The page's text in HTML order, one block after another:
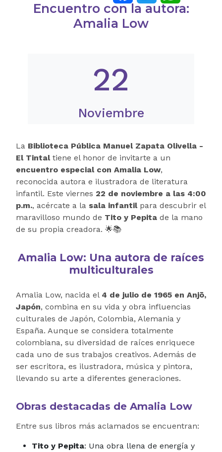
Encuentro con la autora:
Amalia Low
22
Noviembre
La Biblioteca Pública Manuel Zapata Olivella -
El Tintaltiene el honor de invitarte a un
encuentro especial con Amalia Low,
reconocida autora e ilustradora de literatura
infantil. Este viernes 22 de noviembre a las 4:00
p.m., acércate a la sala infantilpara descubrir el
maravilloso mundo de Tito y Pepita de la mano
de su propia creadora. 🌟📚
Amalia Low: Una autora de raíces
multiculturales
Amalia Low, nacida el 4 de julio de 1965 en Anjō,
Japón, combina en su vida y obra influencias
culturales de Japón, Colombia, Alemania y
España. Aunque se considera totalmente
colombiana, su diversidad de raíces enriquece
cada uno de sus trabajos creativos. Además de
ser escritora, es ilustradora, música y pintora,
llevando su arte a diferentes generaciones.
Obras destacadas de Amalia Low
Entre sus libros más aclamados se encuentran:
Tito y Pepita: Una obra llena de energía y